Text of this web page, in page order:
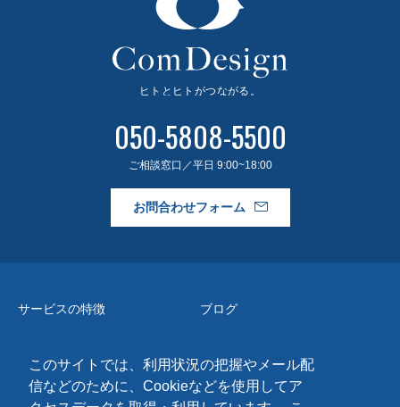
このサイトでは、利用状況の把握やメール配
信などのために、Cookieなどを使用してア
050-5808-5500
ご相談窓口／平日 9:00~18:00
お問合わせフォーム
サービスの特徴 ブログ
料金・導入フロー 会社情報
アドバンストキット お問合わせ